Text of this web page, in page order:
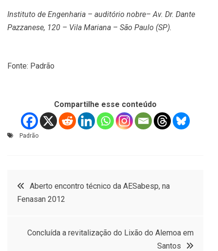
Instituto de Engenharia – auditório nobre– Av. Dr. Dante
Pazzanese, 120 – Vila Mariana – São Paulo (SP).
Fonte: Padrão
Compartilhe esse conteúdo
Padrão
Navegação
Post
Aberto encontro técnico da AESabesp, na
Fenasan 2012
Concluída a revitalização do Lixão do Alemoa em
Santos